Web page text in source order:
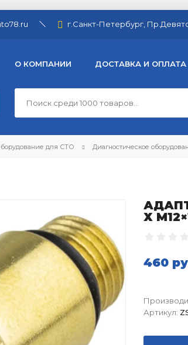
г.Санкт-Петербург,
О КОМПАНИИ ДОСТАВКА И ОПЛАТА
для СТО Диагностическое
Х
460
Артикул: